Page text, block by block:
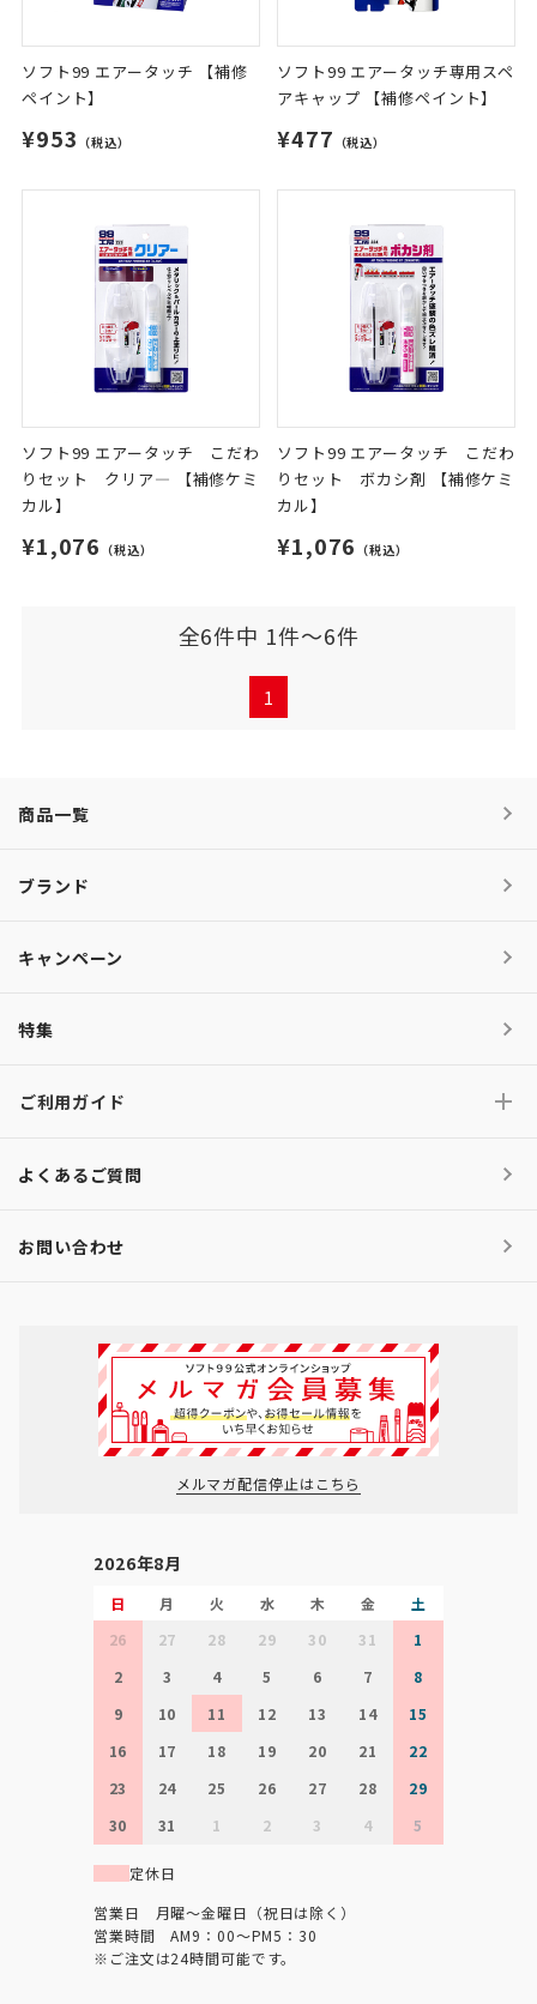
ソフト99 エアータッチ 【補修
ペイント】
¥953 （税込）
ソフト99 エアータッチ専用スペ
アキャップ 【補修ペイント】
¥477 （税込）
ソフト99 エアータッチ こだわ
りセット クリア― 【補修ケミ
カル】
¥1,076 （税込）
ソフト99 エアータッチ こだわ
りセット ボカシ剤 【補修ケミ
カル】
¥1,076 （税込）
全6件中 1件～6件
1
商品一覧
ブランド
キャンペーン
特集
ご利用ガイド
よくあるご質問
お問い合わせ
メルマガ配信停止はこちら
2026年8月
日 月 火 水 木 金
土
26
27 28 29 30 31
1
2
3 4 5 6 7
8
9
10 11 12 13 14
15
16
17 18 19 20 21
22
23
24 25 26 27 28
29
30
31 1 2 3 4 5
定休日
営業日 月曜～金曜日（祝日は除く）
営業時間 AM9：00～PM5：30
※ご注文は24時間可能です。